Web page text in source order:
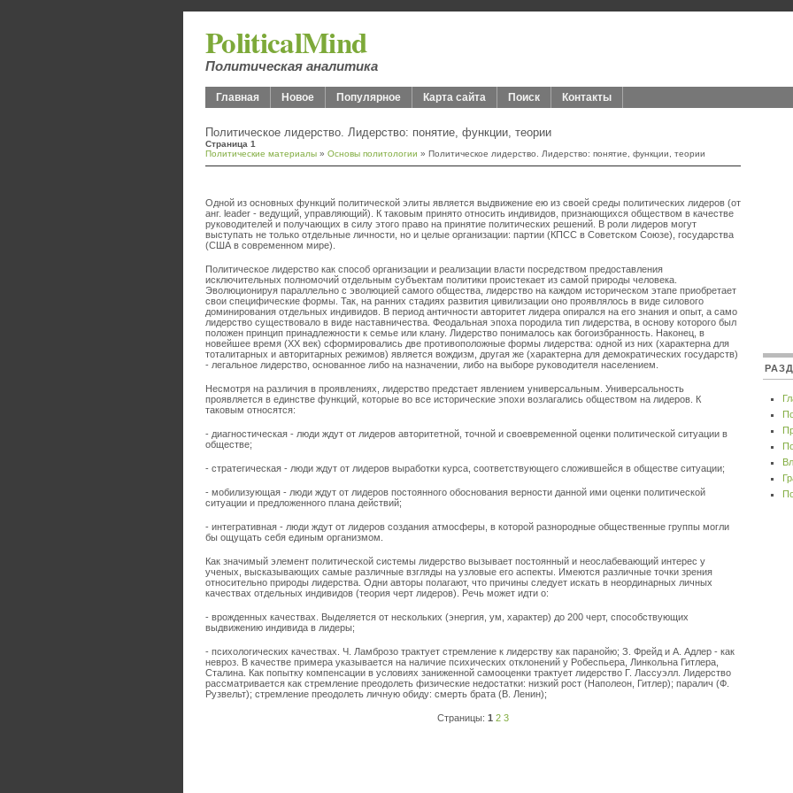
PoliticalMind
Политическая аналитика
Главная Новое Популярное Карта сайта Поиск Контакты
Политическое лидерство. Лидерство: понятие, функции, теории
Страница 1
Политические материалы » Основы политологии » Политическое лидерство. Лидерство: понятие, функции, теории
Одной из основных функций политической элиты является выдвижение ею из своей среды политических лидеров (от
анг. leader - ведущий, управляющий). К таковым принято относить индивидов, признающихся обществом в качестве
руководителей и получающих в силу этого право на принятие политических решений. В роли лидеров могут
выступать не только отдельные личности, но и целые организации: партии (КПСС в Советском Союзе), государства
(США в современном мире).
Политическое лидерство как способ организации и реализации власти посредством предоставления
исключительных полномочий отдельным субъектам политики проистекает из самой природы человека.
Эволюционируя параллельно с эволюцией самого общества, лидерство на каждом историческом этапе приобретает
свои специфические формы. Так, на ранних стадиях развития цивилизации оно проявлялось в виде силового
доминирования отдельных индивидов. В период античности авторитет лидера опирался на его знания и опыт, а само
лидерство существовало в виде наставничества. Феодальная эпоха породила тип лидерства, в основу которого был
положен принцип принадлежности к семье или клану. Лидерство понималось как богоизбранность. Наконец, в
новейшее время (ХХ век) сформировались две противоположные формы лидерства: одной из них (характерна для
тоталитарных и авторитарных режимов) является вождизм, другая же (характерна для демократических государств)
- легальное лидерство, основанное либо на назначении, либо на выборе руководителя населением.
Несмотря на различия в проявлениях, лидерство предстает явлением универсальным. Универсальность
проявляется в единстве функций, которые во все исторические эпохи возлагались обществом на лидеров. К
таковым относятся:
- диагностическая - люди ждут от лидеров авторитетной, точной и своевременной оценки политической ситуации в
обществе;
- стратегическая - люди ждут от лидеров выработки курса, соответствующего сложившейся в обществе ситуации;
- мобилизующая - люди ждут от лидеров постоянного обоснования верности данной ими оценки политической
ситуации и предложенного плана действий;
- интегративная - люди ждут от лидеров создания атмосферы, в которой разнородные общественные группы могли
бы ощущать себя единым организмом.
Как значимый элемент политической системы лидерство вызывает постоянный и неослабевающий интерес у
ученых, высказывающих самые различные взгляды на узловые его аспекты. Имеются различные точки зрения
относительно природы лидерства. Одни авторы полагают, что причины следует искать в неординарных личных
качествах отдельных индивидов (теория черт лидеров). Речь может идти о:
- врожденных качествах. Выделяется от нескольких (энергия, ум, характер) до 200 черт, способствующих
выдвижению индивида в лидеры;
- психологических качествах. Ч. Ламброзо трактует стремление к лидерству как паранойю; З. Фрейд и А. Адлер - как
невроз. В качестве примера указывается на наличие психических отклонений у Робеспьера, Линкольна Гитлера,
Сталина. Как попытку компенсации в условиях заниженной самооценки трактует лидерство Г. Лассуэлл. Лидерство
рассматривается как стремление преодолеть физические недостатки: низкий рост (Наполеон, Гитлер); паралич (Ф.
Рузвельт); стремление преодолеть личную обиду: смерть брата (В. Ленин);
Страницы: 1 2 3